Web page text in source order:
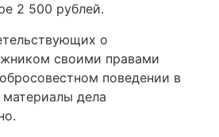
2 500 рублей.
о
своими правами
поведении в
дела